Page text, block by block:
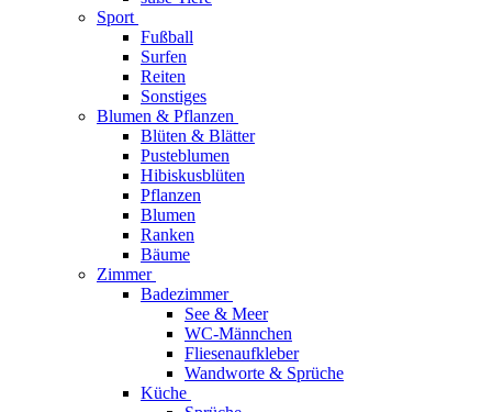
Sport
Fußball
Surfen
Reiten
Sonstiges
Blumen & Pflanzen
Blüten & Blätter
Pusteblumen
Hibiskusblüten
Pflanzen
Blumen
Ranken
Bäume
Zimmer
Badezimmer
See & Meer
WC-Männchen
Fliesenaufkleber
Wandworte & Sprüche
Küche